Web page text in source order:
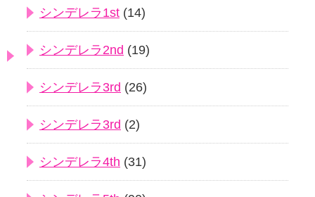
シンデレラ1st (14)
シンデレラ2nd (19)
シンデレラ3rd (26)
シンデレラ3rd (2)
シンデレラ4th (31)